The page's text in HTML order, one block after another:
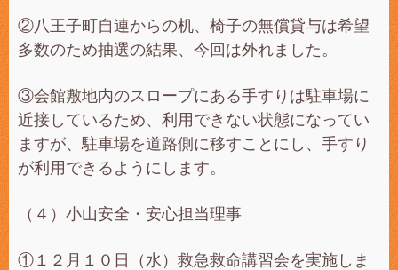
②八王子町自連からの机、椅子の無償貸与は希望
多数のため抽選の結果、今回は外れました。
③会館敷地内のスロープにある手すりは駐車場に
近接しているため、利用できない状態になってい
ますが、駐車場を道路側に移すことにし、手すり
が利用できるようにします。
（４）小山安全・安心担当理事
①１２月１０日（水）救急救命講習会を実施しま